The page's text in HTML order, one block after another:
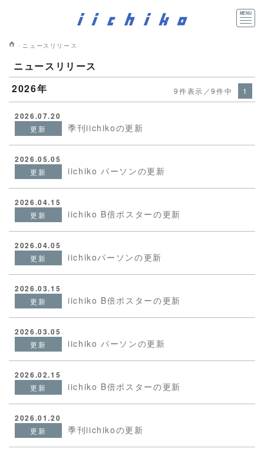
ニュースリリース
ニュースリリース
2026年
9件表示／9件中 1
2026.07.20
更新 季刊iichikoの更新
2026.05.05
更新 iichiko パーソンの更新
2026.04.15
更新 iichiko B倍ポスターの更新
2026.04.05
更新 iichikoパーソンの更新
2026.03.15
更新 iichiko B倍ポスターの更新
2026.03.05
更新 iichiko パーソンの更新
2026.02.15
更新 iichiko B倍ポスターの更新
2026.01.20
更新 季刊iichikoの更新